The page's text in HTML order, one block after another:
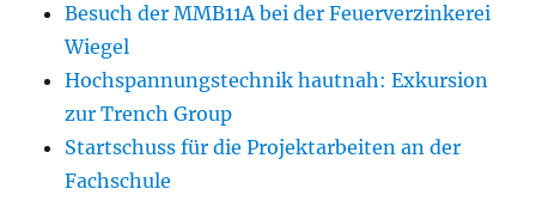
Besuch der MMB11A bei der Feuerverzinkerei
Wiegel
Hochspannungstechnik hautnah: Exkursion
zur Trench Group
Startschuss für die Projektarbeiten an der
Fachschule